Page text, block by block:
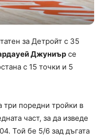
за Детройт с 35
Джуниър се
с 15 точки и 5
три поредни тройки в
част, за да изведе
Той бе 5/6 зад дъгата